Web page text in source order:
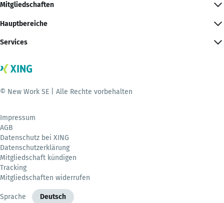
Mitgliedschaften
Hauptbereiche
Services
© New Work SE | Alle Rechte vorbehalten
Impressum
AGB
Datenschutz bei XING
Datenschutzerklärung
Mitgliedschaft kündigen
Tracking
Mitgliedschaften widerrufen
Sprache Deutsch